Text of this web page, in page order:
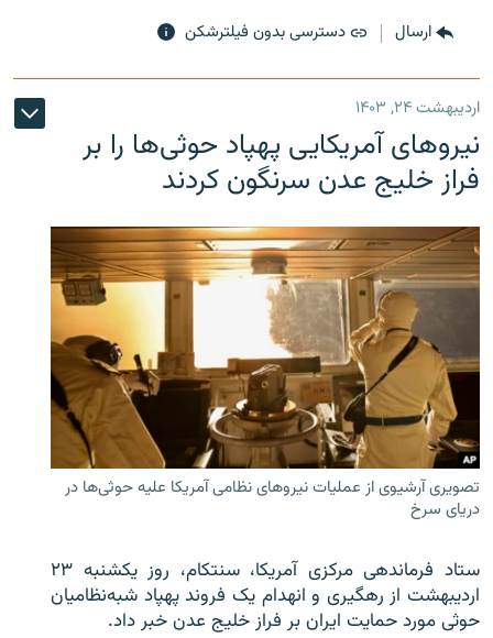
ارسال دسترسی بدون فیلترشکن
اردیبهشت ۲۴, ۱۴۰۳
نیروهای آمریکایی پهپاد حوثی‌ها را بر
فراز خلیج عدن سرنگون کردند
تصویری آرشیوی از عملیات نیروهای نظامی آمریکا علیه حوثی‌ها در
دریای سرخ
ستاد فرماندهی مرکزی آمریکا، سنتکام، روز یکشنبه ۲۳
اردیبهشت از رهگیری و انهدام یک فروند پهپاد شبه‌نظامیان
حوثی‌ مورد حمایت ایران بر فراز خلیج عدن خبر داد.